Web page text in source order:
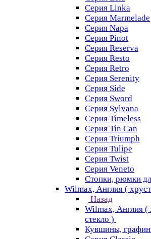
Серия Linka
Серия Marmelade
Серия Napa
Серия Pinot
Серия Reserva
Серия Resto
Серия Retro
Серия Serenity
Серия Side
Серия Sword
Серия Sуlvana
Серия Timeless
Серия Tin Can
Серия Triumph
Серия Tulipe
Серия Twist
Серия Veneto
Стопки, рюмки
Wilmax, Англия (
Назад
Wilmax, Англия (
стекло )
Кувшины,